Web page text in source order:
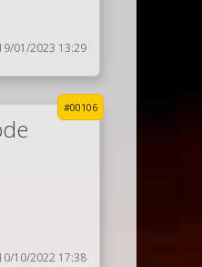
01/2023 13:29
#00106
10/2022 17:38